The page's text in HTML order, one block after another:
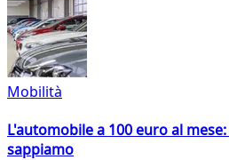
Mobilità
L'automobile a 100 euro al
sappiamo